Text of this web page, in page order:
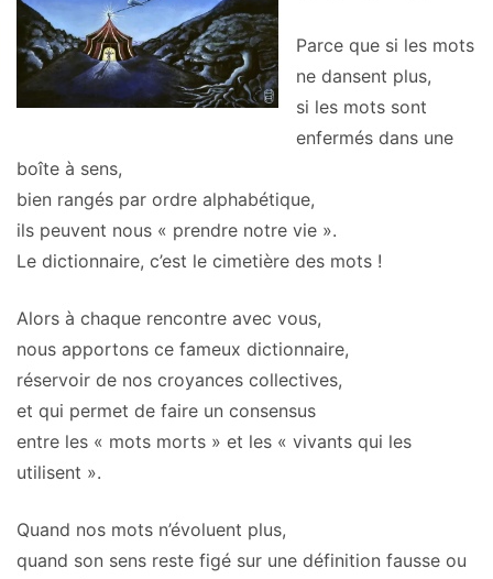
Parce que si les mots
ne dansent plus,
si les mots sont
enfermés dans une
boîte à sens,
bien rangés par ordre alphabétique,
ils peuvent nous « prendre notre vie ».
Le dictionnaire, c’est le cimetière des mots !
Alors à chaque rencontre avec vous,
nous apportons ce fameux dictionnaire,
réservoir de nos croyances collectives,
et qui permet de faire un consensus
entre les « mots morts » et les « vivants qui les
utilisent ».
Quand nos mots n’évoluent plus,
quand son sens reste figé sur une définition fausse ou